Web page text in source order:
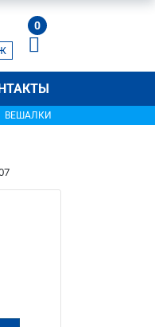
0
ВЕШАЛКИ